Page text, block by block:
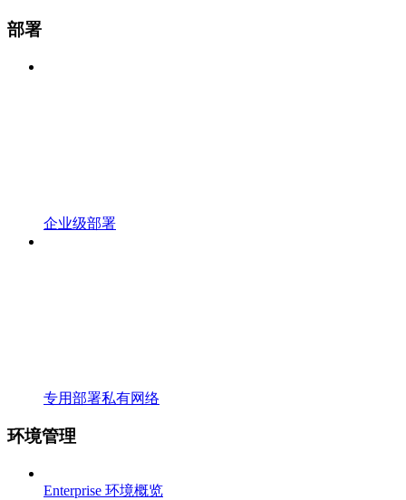
部署
企业级部署
专用部署私有网络
环境管理
Enterprise 环境概览